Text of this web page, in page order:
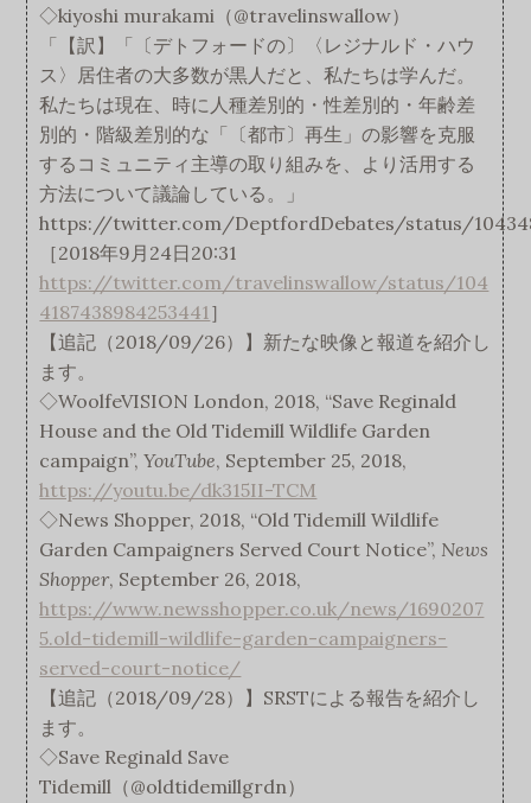
◇kiyoshi murakami（@travelinswallow）
「【訳】「〔デトフォードの〕〈レジナルド・ハウ
ス〉居住者の大多数が黒人だと、私たちは学んだ。
私たちは現在、時に人種差別的・性差別的・年齢差
別的・階級差別的な「〔都市〕再生」の影響を克服
するコミュニティ主導の取り組みを、より活用する
方法について議論している。」
https://twitter.com/DeptfordDebates/status/
［2018年9月24日20:31
https://twitter.com/travelinswallow/status/104
4187438984253441］
【追記（2018/09/26）】新たな映像と報道を紹介し
ます。
◇WoolfeVISION London, 2018, “Save Reginald
House and the Old Tidemill Wildlife Garden
campaign”,YouTube, September 25, 2018,
https://youtu.be/dk315II-TCM
◇News Shopper, 2018, “Old Tidemill Wildlife
Garden Campaigners Served Court Notice”, News
Shopper, September 26, 2018,
https://www.newsshopper.co.uk/news/1690207
5.old-tidemill-wildlife-garden-campaigners-
served-court-notice/
【追記（2018/09/28）】SRSTによる報告を紹介し
ます。
◇Save Reginald Save
Tidemill（@oldtidemillgrdn）